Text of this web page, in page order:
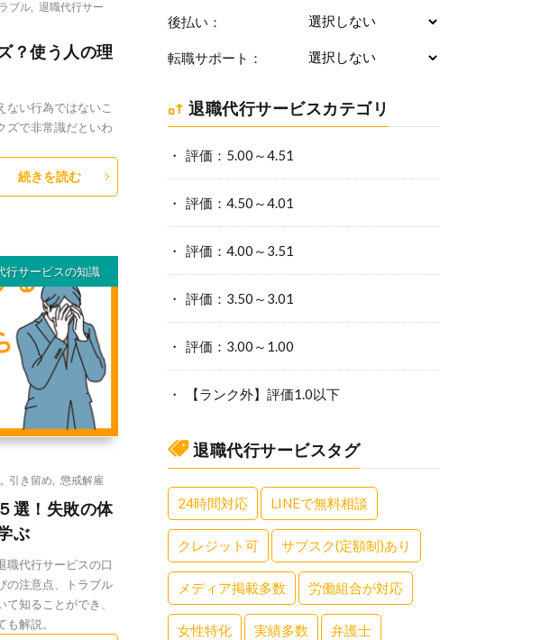
ブル ,退職代行サー
？使う人の理
ない行為ではないこ
ズで非常識だといわ
続きを読む
行サービスの知識
引き留め ,懲戒解雇
選！失敗の体
ぶ
職代行サービスの口
の注意点、トラブル
知ることができ、
解説。
後払い：
転職サポート：
退職代行サービスカテゴリ
評価：5.00～4.51
評価：4.50～4.01
評価：4.00～3.51
評価：3.50～3.01
評価：3.00～1.00
【ランク外】評価1.0以下
退職代行サービスタグ
24時間対応 LINEで無料相談
クレジット可 サブスク(定額制)あり
メディア掲載多数 労働組合が対応
女性特化 実績多数 弁護士